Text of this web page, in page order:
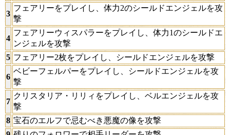
3
フェアリーをプレイし、体力2のシールドエンジェルを攻
撃
4
フェアリーウィスパラーをプレイし、体力1のシールドエ
ンジェルを攻撃
5 フェアリー2枚をプレイし、シールドエンジェルを攻撃
6
ベビーフェルパーをプレイし、シールドエンジェルを攻
撃
7
クリスタリア・リリィをプレイし、ベルエンジェルを攻
撃
8 宝石のエルフで忌むべき悪魔の像を攻撃